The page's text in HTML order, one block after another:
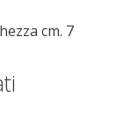
cm. 7